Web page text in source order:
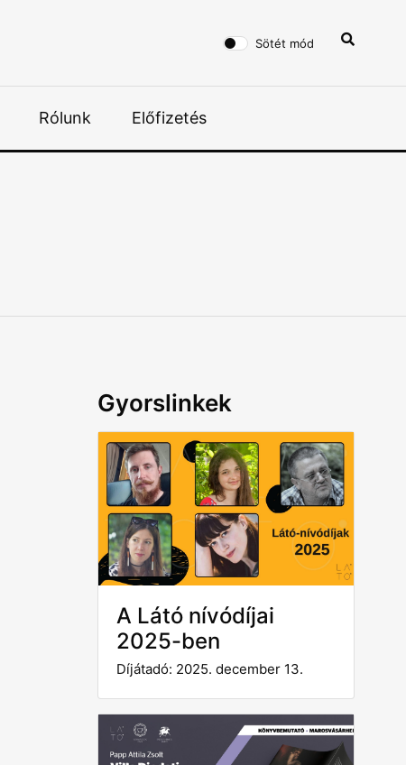
Sötét mód
Rólunk Előfizetés
Gyorslinkek
A Látó nívódíjai
2025-ben
Díjátadó: 2025. december 13.